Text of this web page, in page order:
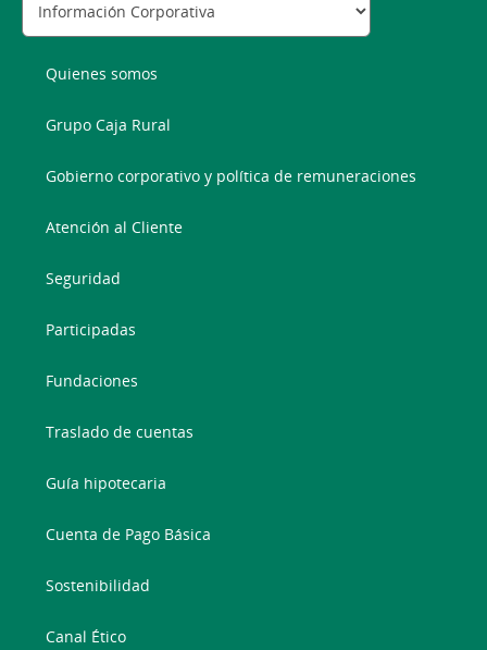
Quienes somos
Grupo Caja Rural
Gobierno corporativo y política de remuneraciones
Atención al Cliente
Seguridad
Participadas
Fundaciones
Traslado de cuentas
Guía hipotecaria
Cuenta de Pago Básica
Sostenibilidad
Canal Ético